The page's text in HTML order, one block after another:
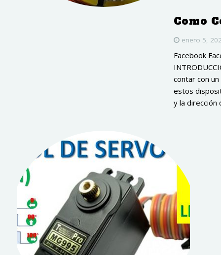
Como
enero 5,
Facebook
contar con
estos
y la dirección